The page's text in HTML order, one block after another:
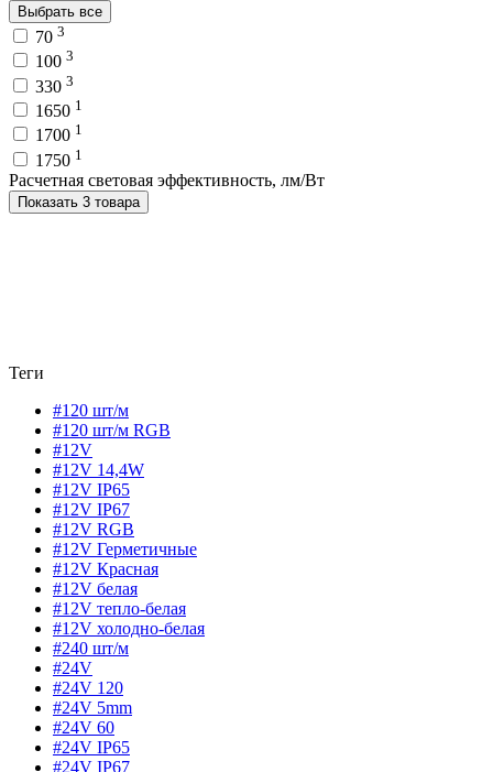
Выбрать все
70 3
100 3
330 3
1650 1
1700 1
1750 1
Расчетная световая эффективность, лм/Вт
Показать 3 товара
Теги
#120 шт/м
#120 шт/м RGB
#12V
#12V 14,4W
#12V IP65
#12V IP67
#12V RGB
#12V Герметичные
#12V Красная
#12V белая
#12V тепло-белая
#12V холодно-белая
#240 шт/м
#24V
#24V 120
#24V 5mm
#24V 60
#24V IP65
#24V IP67